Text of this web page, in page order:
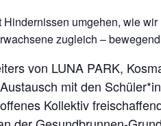
umgehen, wie
zugleich –
von LUNA PARK,
mit den
Kollektiv